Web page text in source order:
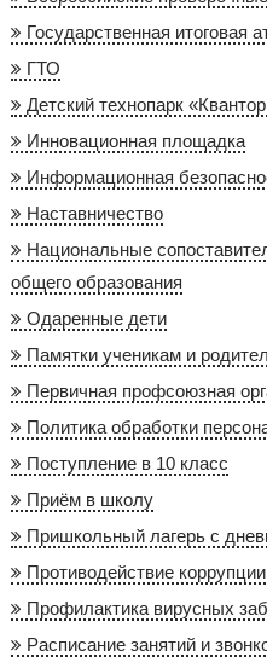
Государственная итоговая
ГТО
Детский технопарк
Инновационная площадка
Информационная
Наставничество
Национальные
общего образования
Одаренные дети
Памятки ученикам и
Первичная профсоюзная
Политика обработки
Поступление в 10 класс
Приём в школу
Пришкольный лагерь с
Противодействие коррупции
Профилактика вирусных
Расписание занятий и